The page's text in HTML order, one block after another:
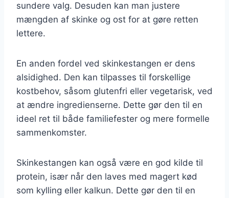
sundere valg. Desuden kan man justere
mængden af skinke og ost for at gøre retten
lettere.
En anden fordel ved skinkestangen er dens
alsidighed. Den kan tilpasses til forskellige
kostbehov, såsom glutenfri eller vegetarisk, ved
at ændre ingredienserne. Dette gør den til en
ideel ret til både familiefester og mere formelle
sammenkomster.
Skinkestangen kan også være en god kilde til
protein, især når den laves med magert kød
som kylling eller kalkun. Dette gør den til en